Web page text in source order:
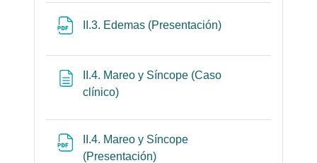
II.3. Edemas (Presentación)
II.4. Mareo y Síncope (Caso
clínico)Página
II.4. Mareo y Síncope
(Presentación)